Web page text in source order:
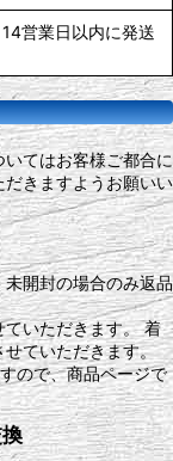
営業日以内に発送
てはお客様ご都合に
きますようお願いい
開封の場合のみ返品
いただきます。 着
ていただきます。
ので、商品ページで